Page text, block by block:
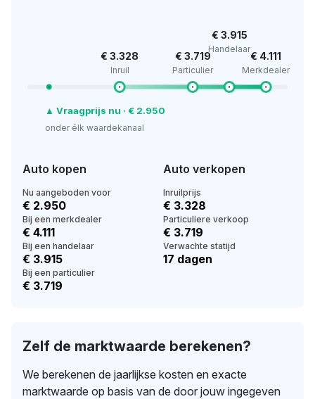
€ 3.328
Inruil
€ 3.719
Particulier
€ 3.915
Handelaar
€ 4.111
Merkdealer
▲ Vraagprijs nu · € 2.950
onder élk waardekanaal
Auto kopen
Nu aangeboden voor
€ 2.950
Bij een merkdealer
€ 4.111
Bij een handelaar
€ 3.915
Bij een particulier
€ 3.719
Auto verkopen
Inruilprijs
€ 3.328
Particuliere verkoop
€ 3.719
Verwachte statijd
17 dagen
Zelf de marktwaarde berekenen?
We berekenen de jaarlijkse kosten en exacte
marktwaarde op basis van de door jouw ingegeven